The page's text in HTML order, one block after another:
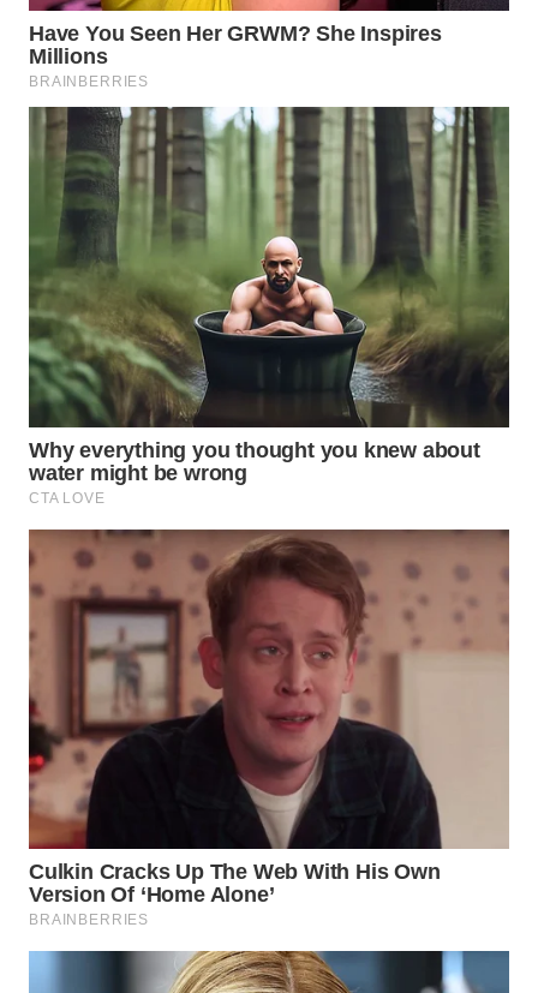
WN
TAPANULI
SELATAN
WN
TANJUNG
LESUNG
WN
WN
SIMALUNGUN
WN
LABUHANBATU
WN
TAPANULI
TENGAH
WN DELI
WN
TEBING
TINGGI
WN
PAKPAK
WN